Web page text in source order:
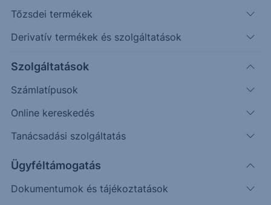
Tőzsdei termékek
Derivatív termékek és szolgáltatások
Szolgáltatások
Számlatípusok
Online kereskedés
Tanácsadási szolgáltatás
Ügyféltámogatás
Dokumentumok és tájékoztatások